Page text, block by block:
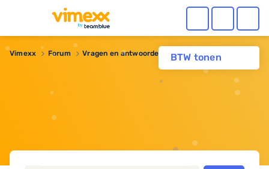
BTW tonen
Vimexx Forum Vragen en antwoorden Sitebuilder Free